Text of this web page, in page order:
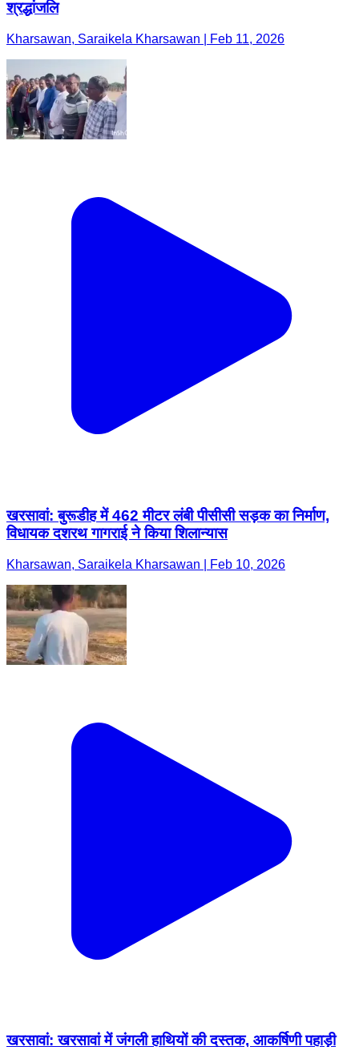
श्रद्धांजलि
Kharsawan, Saraikela Kharsawan | Feb 11, 2026
खरसावां: बुरूडीह में 462 मीटर लंबी पीसीसी सड़क का निर्माण,
विधायक दशरथ गागराई ने किया शिलान्यास
Kharsawan, Saraikela Kharsawan | Feb 10, 2026
खरसावां: खरसावां में जंगली हाथियों की दस्तक, आकर्षिणी पहाड़ी